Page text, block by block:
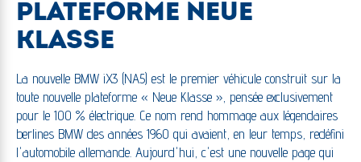
PLATEFORME NEUE
KLASSE
La nouvelle BMW iX3 (NA5) est le premier véhicule construit sur la
toute nouvelle plateforme « Neue Klasse », pensée exclusivement
pour le 100 % électrique. Ce nom rend hommage aux légendaires
berlines BMW des années 1960 qui avaient, en leur temps, redéfini
l'automobile allemande. Aujourd'hui, c'est une nouvelle page qui